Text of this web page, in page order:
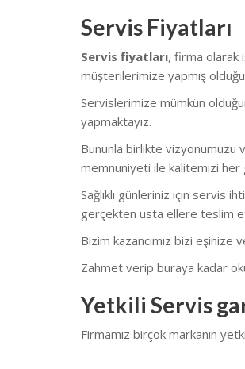
Servis Fiyatları
Servis fiyatları, firma olarak
müşterilerimize yapmış
Servislerimize mümkün
yapmaktayız.
Bununla birlikte vizyonumuzu
memnuniyeti ile kalitemizi
Sağlıklı günleriniz için servis
gerçekten usta ellere teslim
Bizim kazancımız bizi eşinize
Zahmet verip buraya kadar
Yetkili Servis
Firmamız birçok markanın